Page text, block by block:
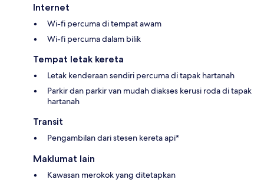
Internet
Wi-fi percuma di tempat awam
Wi-fi percuma dalam bilik
Tempat letak kereta
Letak kenderaan sendiri percuma di tapak hartanah
Parkir dan parkir van mudah diakses kerusi roda di tapak
hartanah
Transit
Pengambilan dari stesen kereta api*
Maklumat lain
Kawasan merokok yang ditetapkan